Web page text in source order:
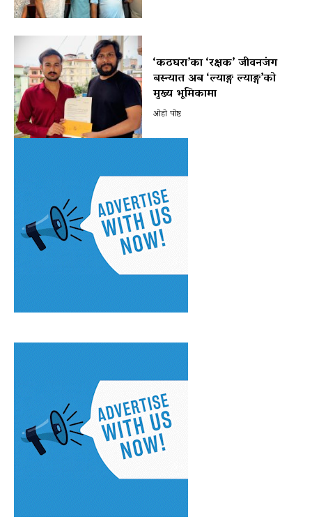
‘कठघरा’का ‘रक्षक’ जीवनजंग
बस्न्यात अब ‘ल्याङ्ग ल्याङ्ग’को
मुख्य भूमिकामा
ओहो पोष्ट